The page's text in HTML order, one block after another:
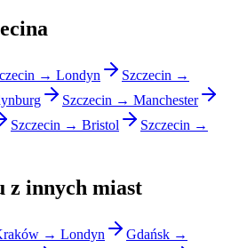
→ Londyn
Szczecin →
Szczecin → Manchester
Szczecin → Bristol
Szczecin →
z innych miast
→ Londyn
Gdańsk →